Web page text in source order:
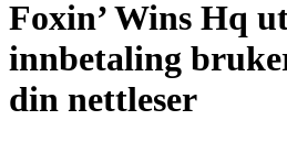
Foxin’ Wins Hq
innbetaling
din nettleser